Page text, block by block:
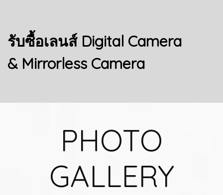
รับซื้อเลนส์ Digital Camera
& Mirrorless Camera
PHOTO
GALLERY